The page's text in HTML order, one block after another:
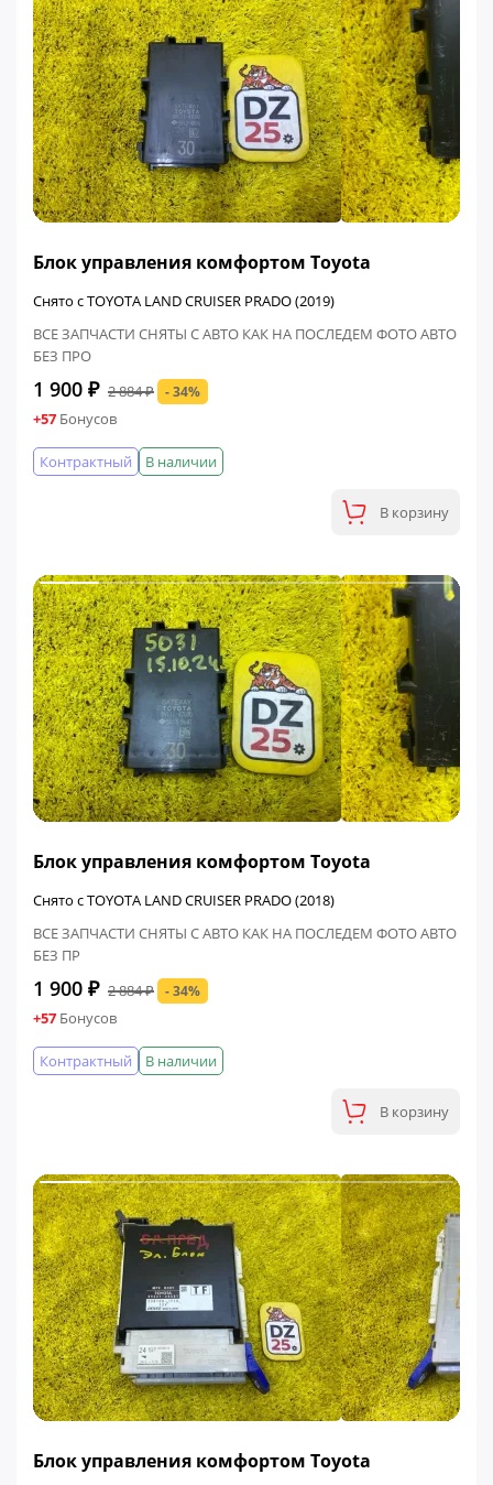
Блок управления комфортом Toyota
Снято с TOYOTA LAND CRUISER PRADO (2019)
ВСЕ ЗАПЧАСТИ СНЯТЫ С АВТО КАК НА ПОСЛЕДЕМ ФОТО АВТО
БЕЗ ПРО
1 900 ₽ 2 884 ₽ - 34%
+57 Бонусов
В наличии
Контрактный
В корзину
Блок управления комфортом Toyota
Снято с TOYOTA LAND CRUISER PRADO (2018)
ВСЕ ЗАПЧАСТИ СНЯТЫ С АВТО КАК НА ПОСЛЕДЕМ ФОТО АВТО
БЕЗ ПР
1 900 ₽ 2 884 ₽ - 34%
+57 Бонусов
В наличии
Контрактный
В корзину
Блок управления комфортом Toyota